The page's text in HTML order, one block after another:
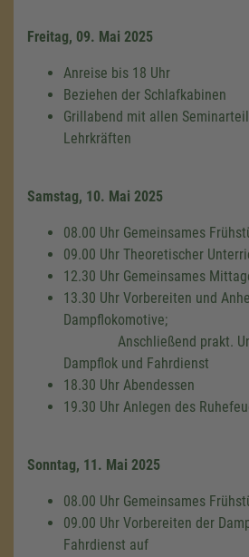
Freitag, 09. Mai 2025
Anreise bis 18 Uhr
Beziehen der Schlafkabinen
Grillabend mit allen
Lehrkräften
Samstag, 10. Mai 2025
08.00 Uhr Gemeinsames
09.00 Uhr Theoretischer
12.30 Uhr Gemeinsames
13.30 Uhr Vorbereiten und
Dampflokomotive;
Anschließend prakt.
Dampflok und Fahrdienst
18.30 Uhr Abendessen
19.30 Uhr Anlegen des
Sonntag, 11. Mai 2025
08.00 Uhr Gemeinsames
09.00 Uhr Vorbereiten der
Fahrdienst auf